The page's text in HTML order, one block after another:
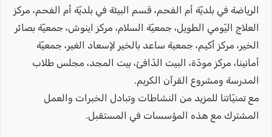
الرياضة في بلديّة أم الفحم، قسم البيئة في بلديّة أم الفحم، مركز
العلاج اليّومي الطويل، جمعيّة السلام، مركز اينوش، جمعيّة بصائر
الخير، مركز أكيم، جمعية ساعد بالخير لإسعاد الغير، جمعيّة
أمانينا، مركز مودّة، البيت الدّافئ، بيت المجد، مجلس طلاب
المدرسة ومشروع القرآن الكريم.
مع تمنيّاتنا للمزيد من النشاطات وتبادل الخبرات والعمل
المشترك مع هذه المؤسسات في المستقبل.